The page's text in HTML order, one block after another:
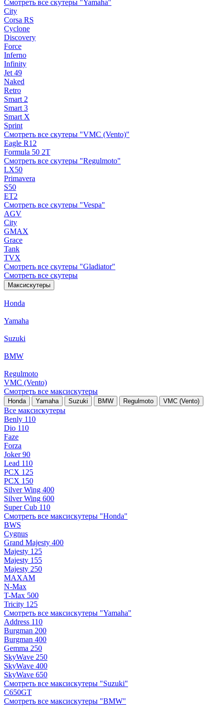
Смотреть все скутеры "Yamaha"
City
Corsa RS
Cyclone
Discovery
Force
Inferno
Infinity
Jet 49
Naked
Retro
Smart 2
Smart 3
Smart X
Sprint
Смотреть все скутеры "VMC (Vento)"
Eagle R12
Formula 50 2Т
Смотреть все скутеры "Regulmoto"
LX50
Primavera
S50
ET2
Смотреть все скутеры "Vespa"
AGV
City
GMAX
Grace
Tank
TVX
Смотреть все скутеры "Gladiator"
Смотреть все скутеры
Максискутеры
Honda
Yamaha
Suzuki
BMW
Regulmoto
VMC (Vento)
Смотреть все максискутеры
Honda Yamaha Suzuki BMW Regulmoto VMC (Vento)
Все максискутеры
Benly 110
Dio 110
Faze
Forza
Joker 90
Lead 110
PCX 125
PCX 150
Silver Wing 400
Silver Wing 600
Super Cub 110
Смотреть все максискутеры "Honda"
BWS
Cygnus
Grand Majesty 400
Majesty 125
Majesty 155
Majesty 250
MAXAM
N-Max
T-Max 500
Tricity 125
Смотреть все максискутеры "Yamaha"
Address 110
Burgman 200
Burgman 400
Gemma 250
SkyWave 250
SkyWave 400
SkyWave 650
Смотреть все максискутеры "Suzuki"
C650GT
Смотреть все максискутеры "BMW"